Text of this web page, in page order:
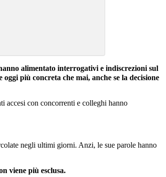
alimentato interrogativi e indiscrezioni sul
più concreta che mai, anche se la decisione
accesi con concorrenti e colleghi hanno
negli ultimi giorni. Anzi, le sue parole hanno
viene più esclusa.